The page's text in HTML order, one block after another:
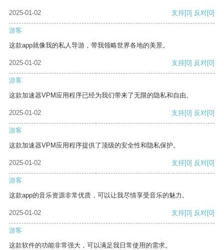
2025-01-02 支持[0] 反对[0]
游客
这款app就像我的私人导游，带我领略世界各地的美景。
2025-01-02 支持[0] 反对[0]
游客
这款加速器VPM应用程序已经为我们带来了无限的隐私和自由。
2025-01-02 支持[0] 反对[0]
游客
这款加速器VPM应用程序提供了顶级的安全性和隐私保护。
2025-01-02 支持[0] 反对[0]
游客
这款app的音乐资源非常优质，可以让我尽情享受音乐的魅力。
2025-01-02 支持[0] 反对[0]
游客
这款软件的功能非常强大，可以满足我日常使用的需求。